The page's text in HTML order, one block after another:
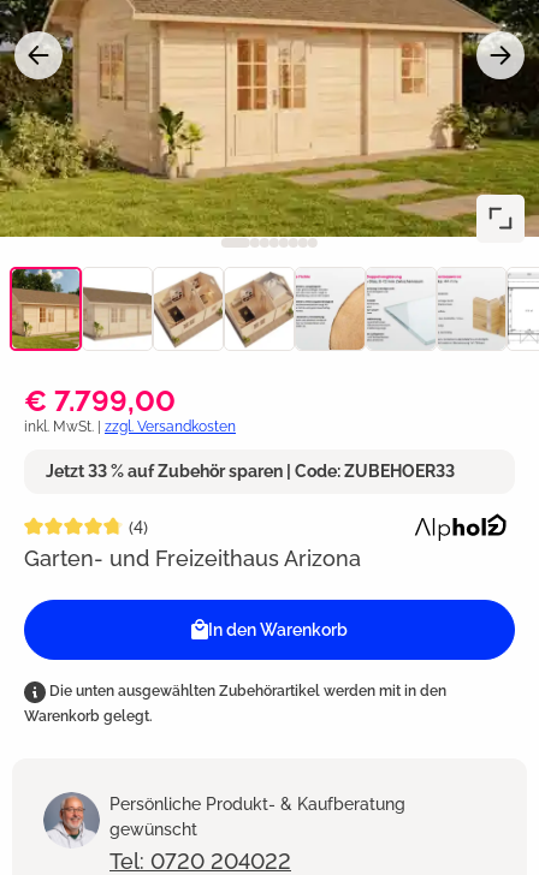
€ 7.799,00
inkl. MwSt. | zzgl. Versandkosten
Jetzt 33 % auf Zubehör sparen | Code: ZUBEHOER33
Durchschnittliche Bewertung von 4.7 von 5 Sternen
(4)
Garten- und Freizeithaus Arizona
In den Warenkorb
Die unten ausgewählten Zubehörartikel werden mit in den
Warenkorb gelegt.
Persönliche Produkt- & Kaufberatung
gewünscht
Tel: 0720 204022